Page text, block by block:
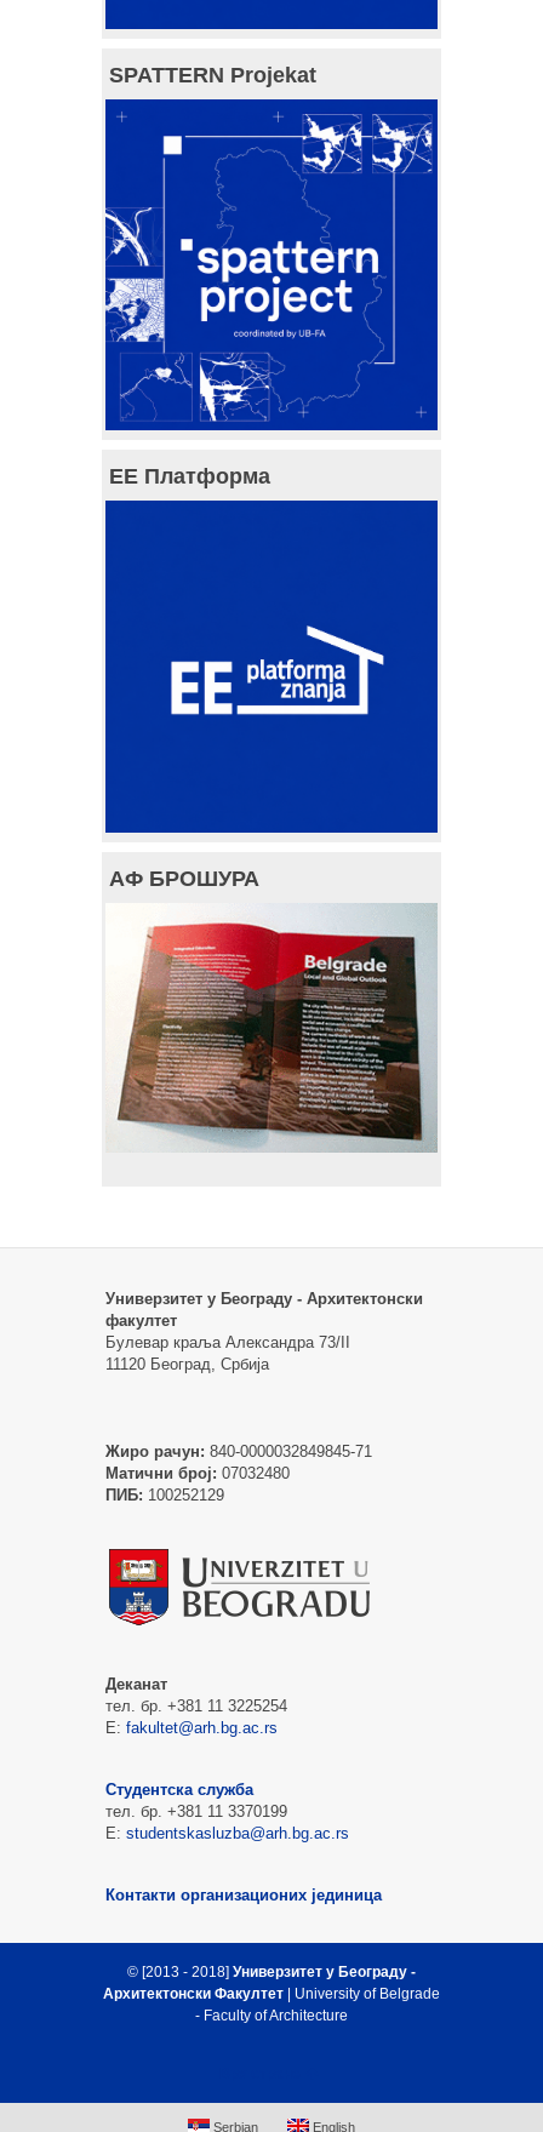
SPATTERN Projekat
ЕЕ Платформа
АФ БРОШУРА
Универзитет у Београду - Архитектонски
факултет
Булевар краља Александра 73/II
11120 Београд, Србија
Жиро рачун: 840-0000032849845-71
Матични број: 07032480
ПИБ: 100252129
Деканат
тел. бр. +381 11 3225254
Е: fakultet@arh.bg.ac.rs
Студентска служба
тел. бр. +381 11 3370199
Е: studentskasluzba@arh.bg.ac.rs
Контакти организационих јединица
© [2013 - 2018] Универзитет у Београду -
Архитектонски Факултет | University of Belgrade
- Faculty of Architecture
Serbian English